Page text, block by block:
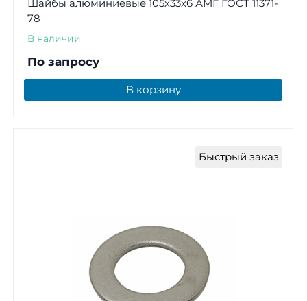
Шайбы алюминиевые 105х33х6 АМГ ГОСТ 11371-
78
В наличии
По запросу
В корзину
Быстрый заказ